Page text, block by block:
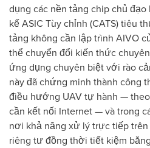
dụng các nền tảng chip chủ
kế ASIC Tùy chỉnh (CATS) tiêu
tảng không cần lập trình AIVO
thể chuyển đổi kiến thức
ứng dụng chuyên biệt với rào
này đã chứng minh thành công
điều hướng UAV tự hành —
cần kết nối Internet — và trong
nơi khả năng xử lý trực tiếp
riêng tư đồng thời tiết kiệm